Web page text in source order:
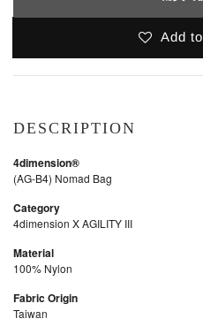
Add
DESCRIPTION
4dimension®
(AG-B4) Nomad Bag
Category
4dimension X AGILITY III
Material
100% Nylon
Fabric Origin
Taiwan